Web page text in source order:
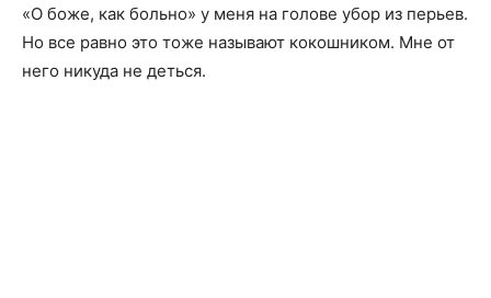
«О боже, как больно» у меня на голове убор из перьев.
Но все равно это тоже называют кокошником. Мне от
него никуда не деться.